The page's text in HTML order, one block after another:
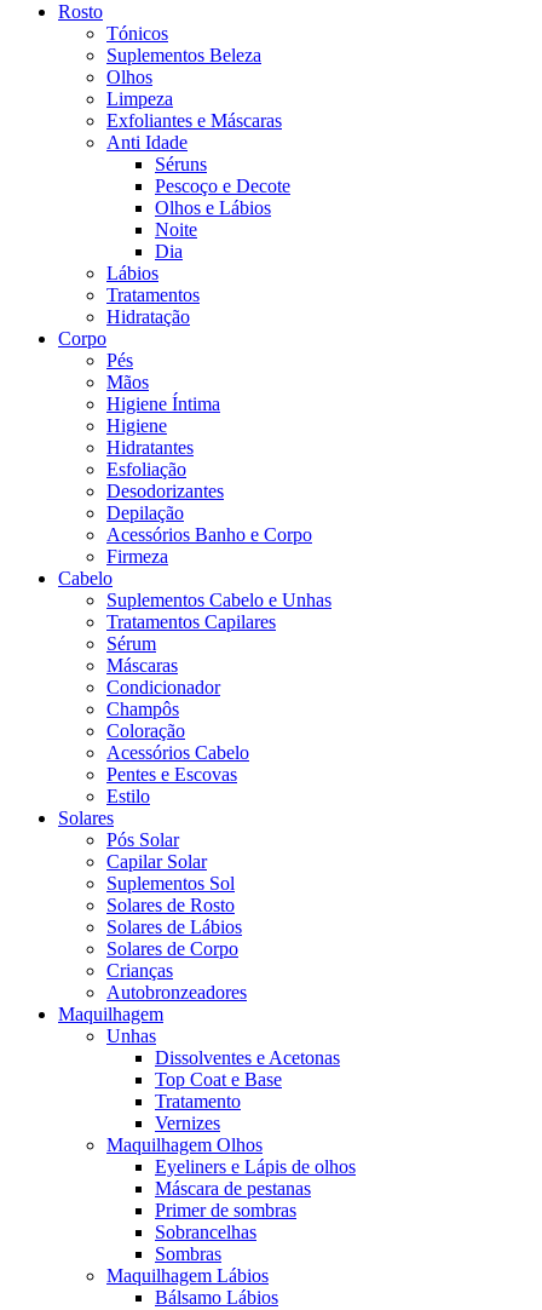
Rosto
Tónicos
Suplementos Beleza
Olhos
Limpeza
Exfoliantes e Máscaras
Anti Idade
Séruns
Pescoço e Decote
Olhos e Lábios
Noite
Dia
Lábios
Tratamentos
Hidratação
Corpo
Pés
Mãos
Higiene Íntima
Higiene
Hidratantes
Esfoliação
Desodorizantes
Depilação
Acessórios Banho e Corpo
Firmeza
Cabelo
Suplementos Cabelo e Unhas
Tratamentos Capilares
Sérum
Máscaras
Condicionador
Champôs
Coloração
Acessórios Cabelo
Pentes e Escovas
Estilo
Solares
Pós Solar
Capilar Solar
Suplementos Sol
Solares de Rosto
Solares de Lábios
Solares de Corpo
Crianças
Autobronzeadores
Maquilhagem
Unhas
Dissolventes e Acetonas
Top Coat e Base
Tratamento
Vernizes
Maquilhagem Olhos
Eyeliners e Lápis de olhos
Máscara de pestanas
Primer de sombras
Sobrancelhas
Sombras
Maquilhagem Lábios
Bálsamo Lábios